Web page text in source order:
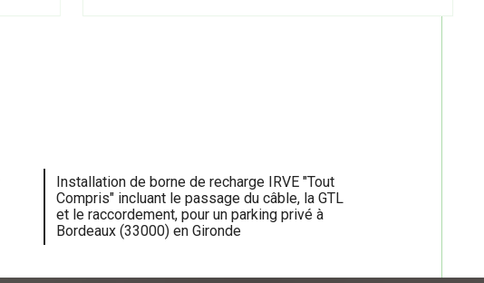
Installation de borne de recharge IRVE "Tout
Compris" incluant le passage du câble, la GTL
et le raccordement, pour un parking privé à
Bordeaux (33000) en Gironde